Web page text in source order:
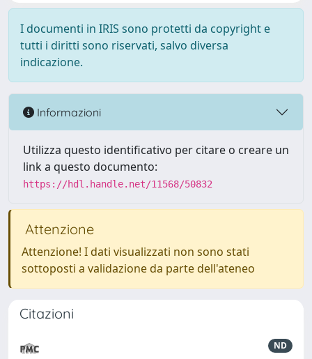
I documenti in IRIS sono protetti da copyright e
tutti i diritti sono riservati, salvo diversa
indicazione.
Informazioni
Utilizza questo identificativo per citare o creare un
link a questo documento:
https://hdl.handle.net/11568/50832
Attenzione
Attenzione! I dati visualizzati non sono stati
sottoposti a validazione da parte dell'ateneo
Citazioni
ND